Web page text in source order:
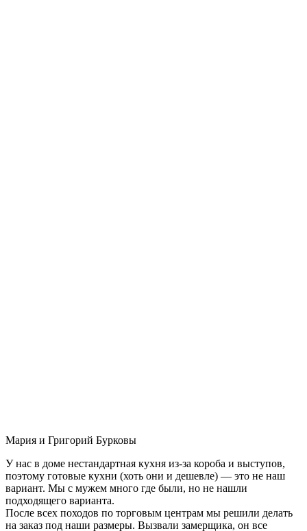
Мария и Григорий Бурковы
У нас в доме нестандартная кухня из-за короба и выступов,
поэтому готовые кухни (хоть они и дешевле) — это не наш
вариант. Мы с мужем много где были, но не нашли
подходящего варианта.
После всех походов по торговым центрам мы решили делать
на заказ под наши размеры. Вызвали замерщика, он все